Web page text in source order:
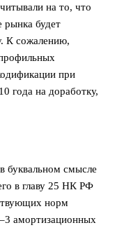
на то, что
рынка будет
К сожалению,
при
года на доработку,
буквальном смысле
в главу 25 НК РФ
норм
амортизационных